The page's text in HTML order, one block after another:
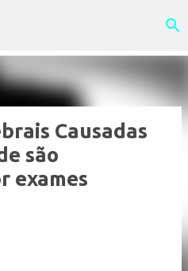
principal
Causadas
são
exames